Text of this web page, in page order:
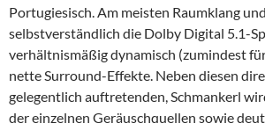
Portugiesisch. Am meisten Raumklang
selbstverständlich die Dolby Digital 5.1-
verhältnismäßig dynamisch (zumindest
nette Surround-Effekte. Neben diesen
gelegentlich auftretenden, Schmankerl
der einzelnen Geräuschquellen sowie